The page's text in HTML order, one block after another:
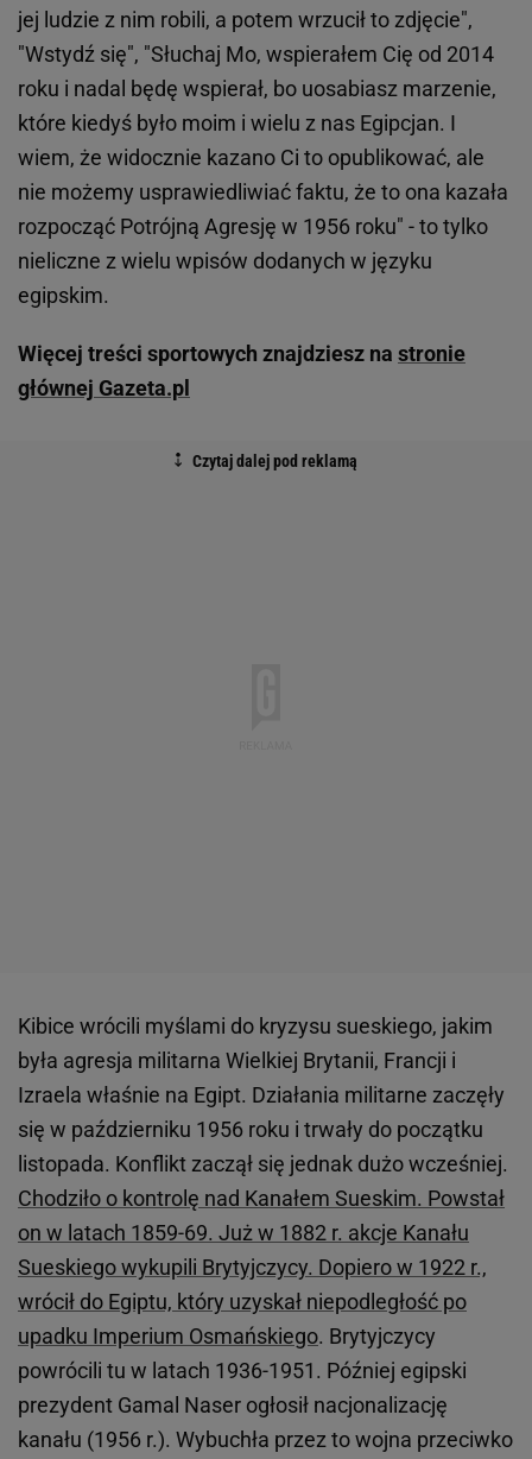
jej ludzie z nim robili, a potem wrzucił to zdjęcie",
"Wstydź się", "Słuchaj Mo, wspierałem Cię od 2014
roku i nadal będę wspierał, bo uosabiasz marzenie,
które kiedyś było moim i wielu z nas Egipcjan. I
wiem, że widocznie kazano Ci to opublikować, ale
nie możemy usprawiedliwiać faktu, że to ona kazała
rozpocząć Potrójną Agresję w 1956 roku" - to tylko
nieliczne z wielu wpisów dodanych w języku
egipskim.
Więcej treści sportowych znajdziesz na stronie
głównej Gazeta.pl
Kibice wrócili myślami do kryzysu sueskiego, jakim
była agresja militarna Wielkiej Brytanii, Francji i
Izraela właśnie na Egipt. Działania militarne zaczęły
się w październiku 1956 roku i trwały do początku
listopada. Konflikt zaczął się jednak dużo wcześniej.
Chodziło o kontrolę nad Kanałem Sueskim. Powstał
on w latach 1859-69. Już w 1882 r. akcje Kanału
Sueskiego wykupili Brytyjczycy. Dopiero w 1922 r.,
wrócił do Egiptu, który uzyskał niepodległość po
upadku Imperium Osmańskiego. Brytyjczycy
powrócili tu w latach 1936-1951. Później egipski
prezydent Gamal Naser ogłosił nacjonalizację
kanału (1956 r.). Wybuchła przez to wojna przeciwko